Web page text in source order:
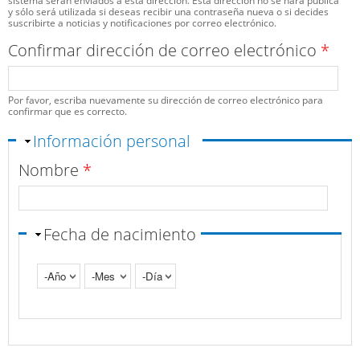
y sólo será utilizada si deseas recibir una contraseña nueva o si decides
suscribirte a noticias y notificaciones por correo electrónico.
Confirmar dirección de correo electrónico *
Por favor, escriba nuevamente su dirección de correo electrónico para
confirmar que es correcto.
Ocultar
Información personal
Nombre *
Fecha de nacimiento
Año
Mes Día